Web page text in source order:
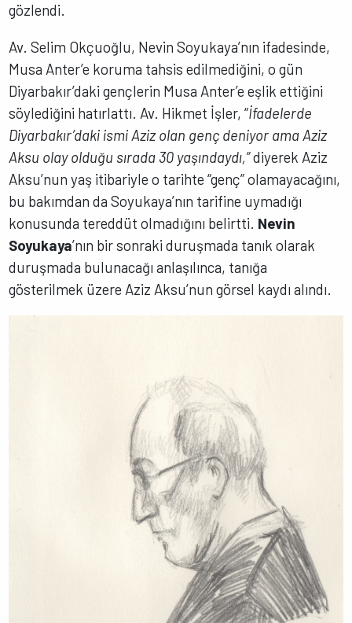
gözlendi.
Av. Selim Okçuoğlu, Nevin Soyukaya’nın ifadesinde,
Musa Anter’e koruma tahsis edilmediğini, o gün
Diyarbakır’daki gençlerin Musa Anter’e eşlik ettiğini
söylediğini hatırlattı. Av. Hikmet İşler, “İfadelerde
Diyarbakır’daki ismi Aziz olan genç deniyor ama Aziz
Aksu olay olduğu sırada 30 yaşındaydı,”diyerek Aziz
Aksu’nun yaş itibariyle o tarihte “genç” olamayacağını,
bu bakımdan da Soyukaya’nın tarifine uymadığı
konusunda tereddüt olmadığını belirtti. Nevin
Soyukaya’nın bir sonraki duruşmada tanık olarak
duruşmada bulunacağı anlaşılınca, tanığa
gösterilmek üzere Aziz Aksu’nun görsel kaydı alındı.